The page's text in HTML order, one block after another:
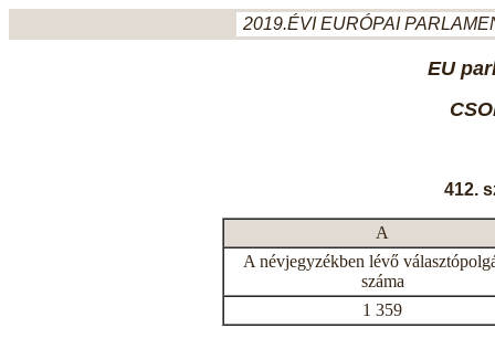
2019.ÉVI EURÓPAI
EU
412.
A
A névjegyzékben lévő
száma
1 359